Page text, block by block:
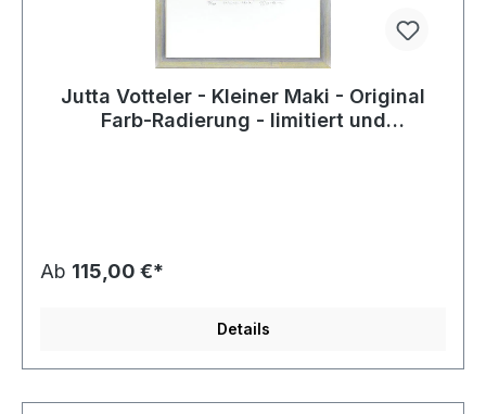
Jutta Votteler - Kleiner Maki - Original
Farb-Radierung - limitiert und
Ab 115,00 €*
Details